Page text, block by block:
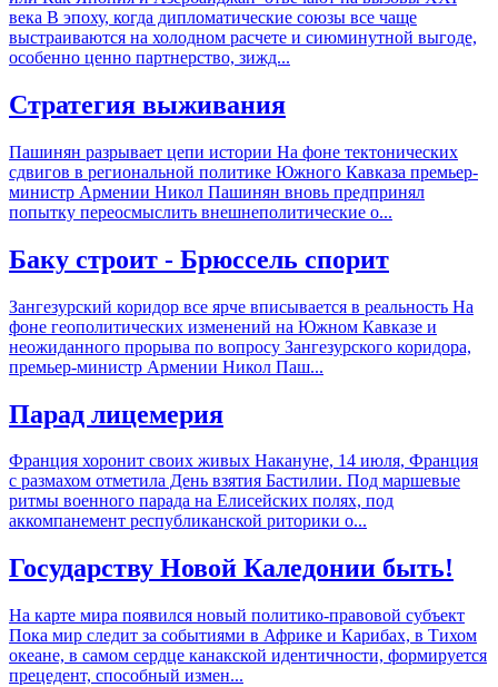
века В эпоху, когда дипломатические союзы все чаще
выстраиваются на холодном расчете и сиюминутной выгоде,
особенно ценно партнерство, зижд...
Стратегия выживания
Пашинян разрывает цепи истории На фоне тектонических
сдвигов в региональной политике Южного Кавказа премьер-
министр Армении Никол Пашинян вновь предпринял
попытку переосмыслить внешнеполитические о...
Баку строит - Брюссель спорит
Зангезурский коридор все ярче вписывается в реальность На
фоне геополитических изменений на Южном Кавказе и
неожиданного прорыва по вопросу Зангезурского коридора,
премьер-министр Армении Никол Паш...
Парад лицемерия
Франция хоронит своих живых Накануне, 14 июля, Франция
с размахом отметила День взятия Бастилии. Под маршевые
ритмы военного парада на Елисейских полях, под
аккомпанемент республиканской риторики о...
Государству Новой Каледонии быть!
На карте мира появился новый политико-правовой субъект
Пока мир следит за событиями в Африке и Карибах, в Тихом
океане, в самом сердце канакской идентичности, формируется
прецедент, способный измен...